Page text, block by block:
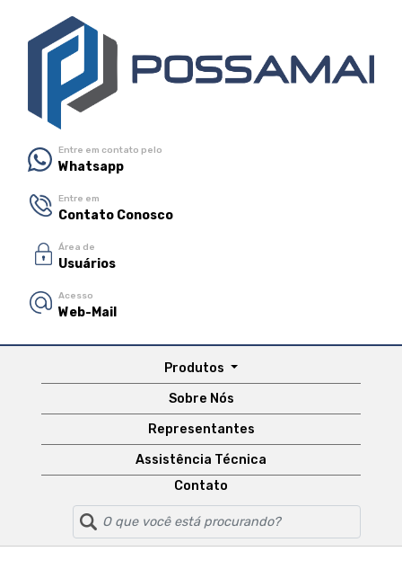
Entre em contato pelo
Whatsapp
Entre em
Contato Conosco
Área de
Usuários
Acesso
Web-Mail
Produtos
Sobre Nós
Representantes
Assistência Técnica
Contato